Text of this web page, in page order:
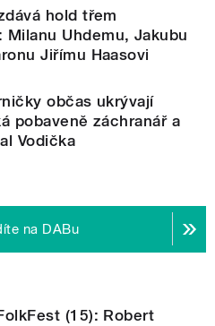
hold třem
Milanu Uhdemu, Jakubu
Jiřímu Haasovi
občas ukrývají
pobaveně záchranář a
Vodička
na DABu
(15): Robert